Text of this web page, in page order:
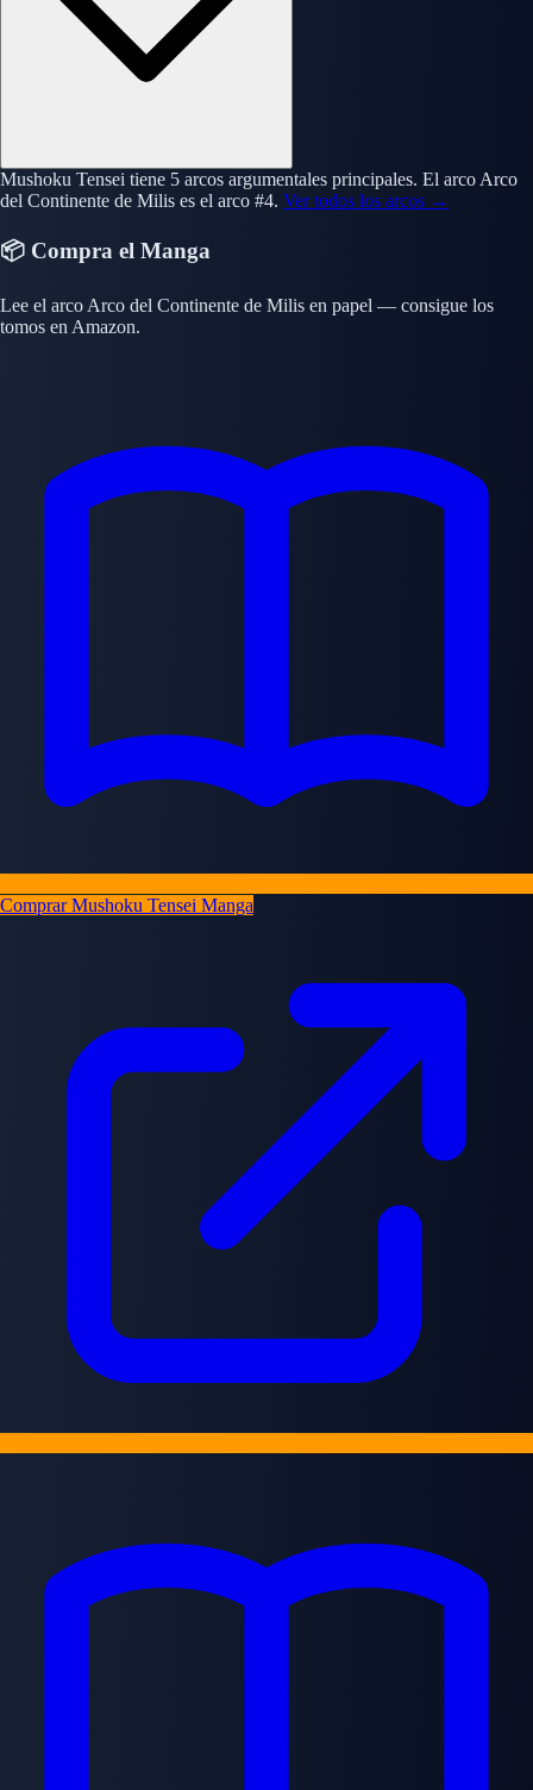
Mushoku Tensei tiene 5 arcos argumentales principales. El arco Arco
del Continente de Milis es el arco #4. Ver todos los arcos →
📦 Compra el Manga
Lee el arco Arco del Continente de Milis en papel — consigue los
tomos en Amazon.
Comprar Mushoku Tensei Manga